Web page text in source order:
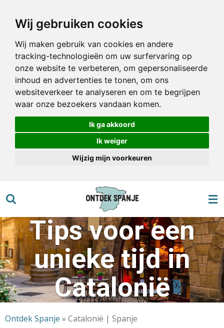
Wij gebruiken cookies
Wij maken gebruik van cookies en andere
tracking-technologieën om uw surfervaring op
onze website te verbeteren, om gepersonaliseerde
inhoud en advertenties te tonen, om ons
websiteverkeer te analyseren en om te begrijpen
waar onze bezoekers vandaan komen.
Ik ga akkoord
Ik weiger
Wijzig mijn voorkeuren
direct
hoofdinhoud
Tips voor een
unieke tijd in
Catalonië
Ontdek Spanje » Catalonië | Spanje